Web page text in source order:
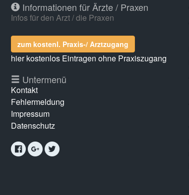
Informationen für Ärzte / Praxen
Infos für den Arzt / die Praxen
zum kostenl. Praxis-/ Arztzugang
hier kostenlos Eintragen ohne Praxiszugang
Untermenü
Kontakt
Fehlermeldung
Impressum
Datenschutz